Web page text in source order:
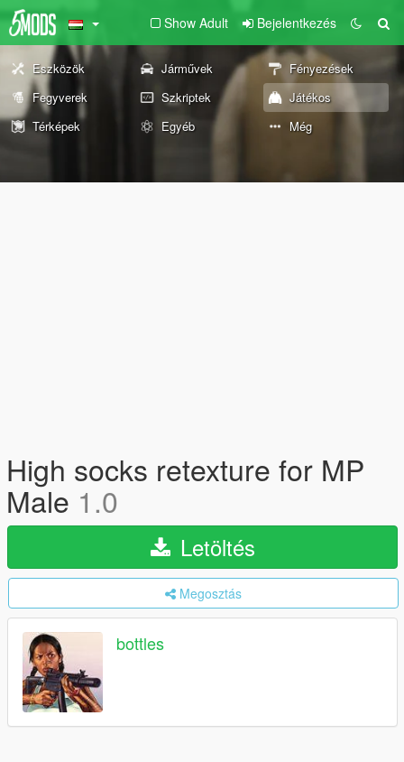
Show Adult Bejelentkezés
Eszközök Járművek
Fényezések
Fegyverek
Szkriptek
Játékos
Térképek
Egyéb Még
High socks retexture for MP
Male 1.0
Letöltés
Megosztás
bottles